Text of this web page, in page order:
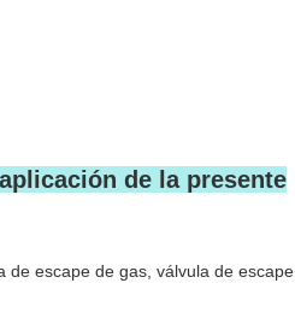
de la presente
de escape de gas, válvula de escape